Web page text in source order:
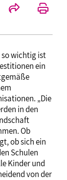
so wichtig ist
ein
„Die
in den
Ob
ob sich ein
Schulen
Kinder und
von der